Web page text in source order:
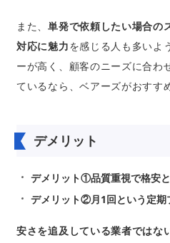
また、単発で依頼したい場合の
対応に魅力を感じる人も多いよ
ーが高く、顧客のニーズに合わ
ているなら、ベアーズがおすす
デメリット
デメリット①品質重視で格安
デメリット②月1回という定期
安さを追及している業者ではな